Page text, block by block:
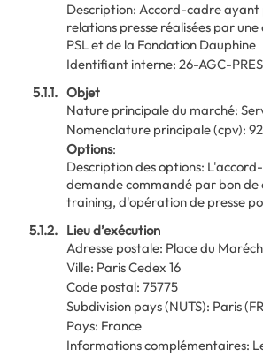
Description: Accord-cadre ayant
relations presse réalisées par
PSL et de la Fondation Dauphine
Identifiant interne: 26-AGC-
5.1.1. Objet
Nature principale du marché:
Nomenclature principale(cpv):
Options:
Description des options:
demande commandé par bon
training, d'opération de presse
5.1.2. Lieu d’exécution
Adresse postale: Place du
Ville: Paris Cedex 16
Code postal: 75775
Subdivision pays (NUTS): Paris(
Pays: France
Informations complémentaires: